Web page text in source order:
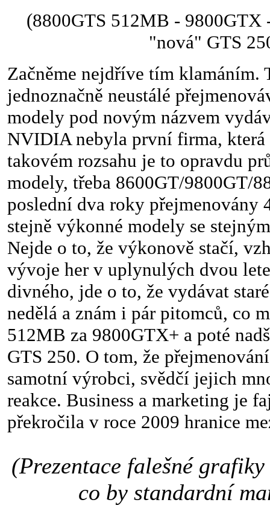
(8800GTS 512MB - 9800GTX
"nová" GTS
Začněme nejdříve tím klamáním.
jednoznačně neustálé
modely pod novým názvem
NVIDIA nebyla první firma, která
takovém rozsahu je to opravdu
modely, třeba 8600GT/9800GT/
poslední dva roky přejmenovány
stejně výkonné modely se
Nejde o to, že výkonově stačí,
vývoje her v uplynulých dvou
divného, jde o to, že vydávat
nedělá a znám i pár pitomců, co
512MB za 9800GTX+ a poté
GTS 250. O tom, že
samotní výrobci, svědčí jejich
reakce. Business a marketing je
překročila v roce 2009 hranice
(Prezentace falešné
co by standardní